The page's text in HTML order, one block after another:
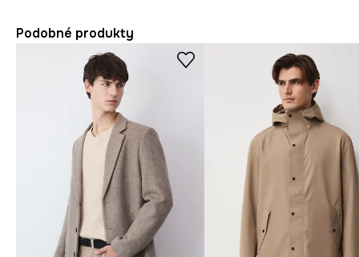
Podobné produkty